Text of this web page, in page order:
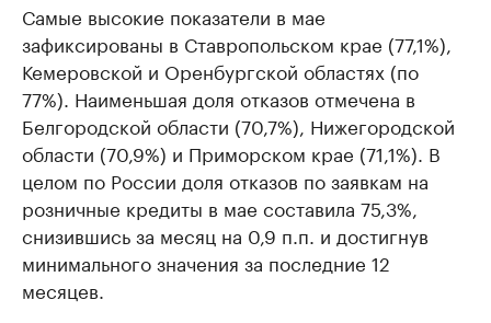
Самые высокие показатели в мае
зафиксированы в Ставропольском крае (77,1%),
Кемеровской и Оренбургской областях (по
77%). Наименьшая доля отказов отмечена в
Белгородской области (70,7%), Нижегородской
области (70,9%) и Приморском крае (71,1%). В
целом по России доля отказов по заявкам на
розничные кредиты в мае составила 75,3%,
снизившись за месяц на 0,9 п.п. и достигнув
минимального значения за последние 12
месяцев.